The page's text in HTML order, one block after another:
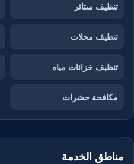
تنظيف ستائر
تنظيف محلات
تنظيف خزانات مياه
مكافحة حشرات
مناطق الخدمة